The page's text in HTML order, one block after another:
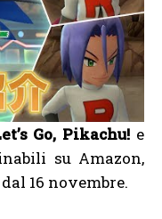
Go, Pikachu! e
su Amazon,
16 novembre.